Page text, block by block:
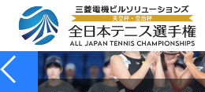
Previous